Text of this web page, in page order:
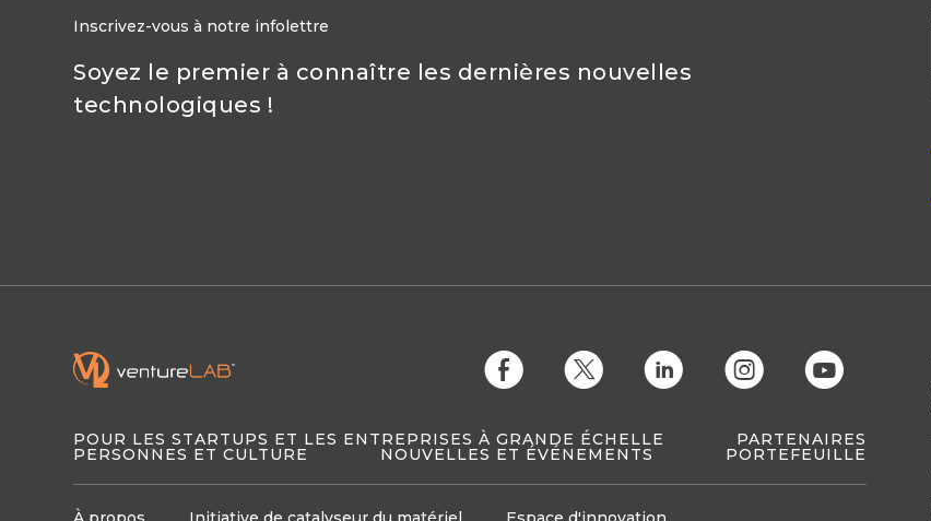
Inscrivez-vous à notre infolettre
Soyez le premier à connaître les dernières nouvelles
technologiques !
E D C Q M
POUR LES STARTUPS ET LES ENTREPRISES À GRANDE ÉCHELLE PARTENAIRES
PERSONNES ET CULTURE NOUVELLES ET ÉVÉNEMENTS PORTEFEUILLE